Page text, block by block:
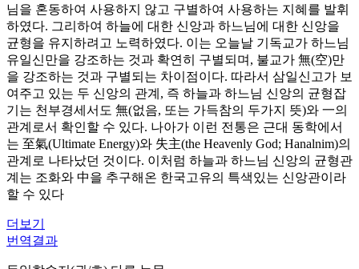
님을 혼동하여 사용하지 않고 구별하여 사용하는 지혜를 발휘
하였다. 그리하여 하늘에 대한 신앙과 하느님에 대한 신앙을
균형을 유지하려고 노력하였다. 이는 오늘날 기독교가 하느님
유일신만을 강조하는 것과 확연히 구별되며, 불교가 無(空)만
을 강조하는 것과 구별되는 차이점이다. 따라서 삼일신고가 보
여주고 있는 두 신앙의 관계, 즉 하늘과 하느님 신앙의 균형잡
기는 천부경세서도 無(없음, 또는 가득참의 두가지 뜻)와 一의
관계로서 확인할 수 있다. 나아가 이런 전통은 근대 동학에서
는 至氣(Ultimate Energy)와 失主(the Heavenly God; Hanalnim)의
관계로 나타났던 것이다. 이처럼 하늘과 하느님 신앙의 균형관
계는 조화와 中을 추구해온 한국고유의 특색있는 신앙관이라
할 수 있다
더보기
번역결과